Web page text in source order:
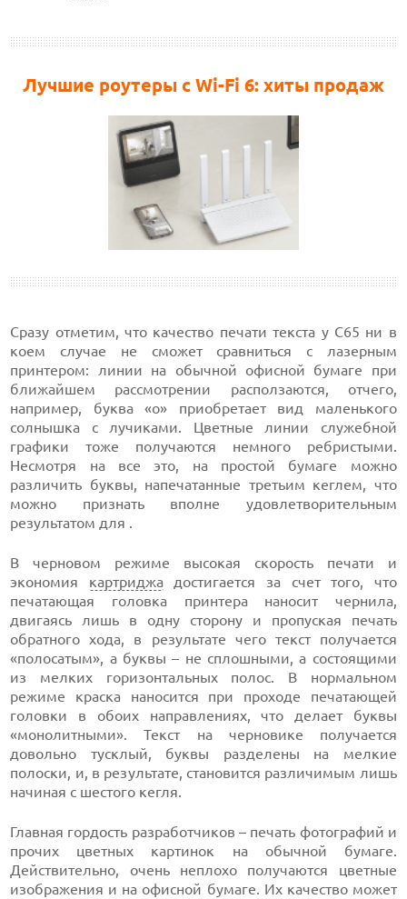
Лучшие роутеры с Wi-Fi 6: хиты продаж
Сразу отметим, что качество печати текста у С65 ни в
коем случае не сможет сравниться с лазерным
принтером: линии на обычной офисной бумаге при
ближайшем рассмотрении расползаются, отчего,
например, буква «о» приобретает вид маленького
солнышка с лучиками. Цветные линии служебной
графики тоже получаются немного ребристыми.
Несмотря на все это, на простой бумаге можно
различить буквы, напечатанные третьим кеглем, что
можно признать вполне удовлетворительным
результатом для .
В черновом режиме высокая скорость печати и
экономия картриджадостигается за счет того, что
печатающая головка принтера наносит чернила,
двигаясь лишь в одну сторону и пропуская печать
обратного хода, в результате чего текст получается
«полосатым», а буквы – не сплошными, а состоящими
из мелких горизонтальных полос. В нормальном
режиме краска наносится при проходе печатающей
головки в обоих направлениях, что делает буквы
«монолитными». Текст на черновике получается
довольно тусклый, буквы разделены на мелкие
полоски, и, в результате, становится различимым лишь
начиная с шестого кегля.
Главная гордость разработчиков – печать фотографий и
прочих цветных картинок на обычной бумаге.
Действительно, очень неплохо получаются цветные
изображения и на офисной бумаге. Их качество может